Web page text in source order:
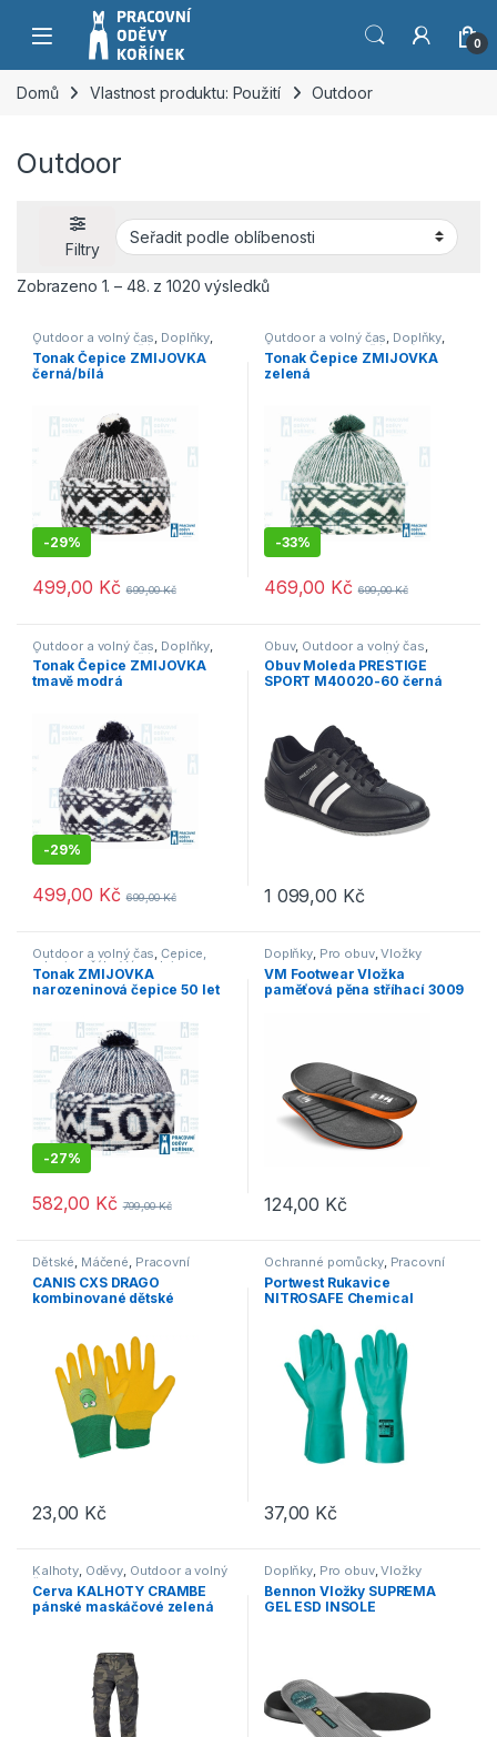
Přeskočit na navigaci
Přeskočit na obsah
0
Domů Vlastnost produktu: Použití Outdoor
Outdoor
Filtry
Zobrazeno 1. – 48. z 1020 výsledkůSeřazeno podle oblíbenosti
Outdoor a volný čas, Doplňky,
Čepice, rukavice, šály , Výprodej
Tonak Čepice ZMIJOVKA
černá/bílá
-29%
499,00 Kč 699,00Kč
Outdoor a volný čas, Doplňky,
Čepice, rukavice, šály , Výprodej
Tonak Čepice ZMIJOVKA
zelená
-33%
469,00 Kč 699,00Kč
Outdoor a volný čas Doplňky
Čepice, rukavice, šály , Výprodej
Tonak Čepice ZMIJOVKA
tmavě modrá
-29%
499,00 Kč 699,00Kč
Obuv, Outdoor a volný čas
Polobotky, Pracovní obuv,
Tenisky,Vycházková
Obuv Moleda PRESTIGE
SPORT M40020-60 černá
1 099,00 Kč
Tento produkt má více variant.
Outdoor a volný čas,Čepice,
rukavice, šály ,Výprodej
Tonak ZMIJOVKA
narozeninová čepice 50 let
-27%
582,00 Kč 799,00Kč
Doplňky, Pro obuv,Vložky
VM Footwear Vložka
paměťová pěna stříhací 3009
124,00 Kč
Tento produkt má více variant.
Dětské, Máčené, Pracovní
rukavice
CANIS CXS DRAGO
kombinované dětské
23,00 Kč
Tento produkt má více variant. Možnosti lze vybrat na stránce
Ochranné pomůcky, Pracovní
rukavice ,Chemické
Portwest Rukavice
NITROSAFE Chemical
37,00 Kč
Tento produkt má více variant.
Kalhoty, Oděvy, Outdoor a volný
čas
Cerva KALHOTY CRAMBE
pánské maskáčové zelená
Doplňky, Pro obuv,Vložky
Bennon Vložky SUPREMA
GEL ESD INSOLE